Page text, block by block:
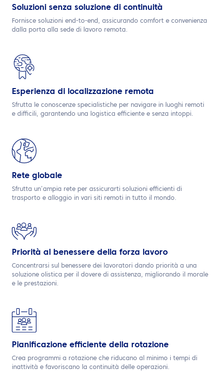
Soluzioni senza soluzione di continuità
Fornisce soluzioni end-to-end, assicurando comfort e convenienza
dalla porta alla sede di lavoro remota.
Esperienza di localizzazione remota
Sfrutta le conoscenze specialistiche per navigare in luoghi remoti
e difficili, garantendo una logistica efficiente e senza intoppi.
Rete globale
Sfrutta un’ampia rete per assicurarti soluzioni efficienti di
trasporto e alloggio in vari siti remoti in tutto il mondo.
Priorità al benessere della forza lavoro
Concentrarsi sul benessere dei lavoratori dando priorità a una
soluzione olistica per il dovere di assistenza, migliorando il morale
e le prestazioni.
Pianificazione efficiente della rotazione
Crea programmi a rotazione che riducano al minimo i tempi di
inattività e favoriscano la continuità delle operazioni.